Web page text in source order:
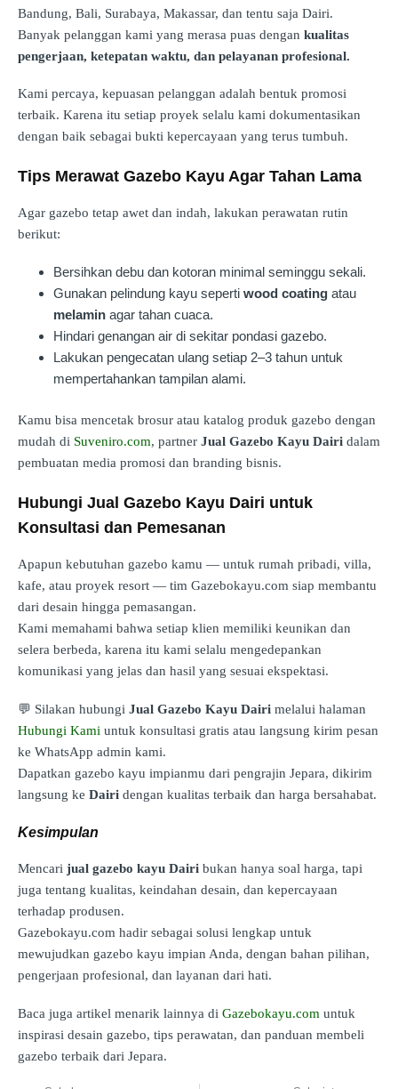
Bandung, Bali, Surabaya, Makassar, dan tentu saja Dairi.
Banyak pelanggan kami yang merasa puas dengan kualitas
pengerjaan, ketepatan waktu, dan pelayanan profesional.
Kami percaya, kepuasan pelanggan adalah bentuk promosi
terbaik. Karena itu setiap proyek selalu kami dokumentasikan
dengan baik sebagai bukti kepercayaan yang terus tumbuh.
Tips Merawat Gazebo Kayu Agar Tahan Lama
Agar gazebo tetap awet dan indah, lakukan perawatan rutin
berikut:
Bersihkan debu dan kotoran minimal seminggu sekali.
Gunakan pelindung kayu seperti wood coating atau
melamin agar tahan cuaca.
Hindari genangan air di sekitar pondasi gazebo.
Lakukan pengecatan ulang setiap 2–3 tahun untuk
mempertahankan tampilan alami.
Kamu bisa mencetak brosur atau katalog produk gazebo dengan
mudah di Suveniro.com, partner Jual Gazebo Kayu Dairi dalam
pembuatan media promosi dan branding bisnis.
Hubungi Jual Gazebo Kayu Dairi untuk
Konsultasi dan Pemesanan
Apapun kebutuhan gazebo kamu — untuk rumah pribadi, villa,
kafe, atau proyek resort — tim Gazebokayu.com siap membantu
dari desain hingga pemasangan.
Kami memahami bahwa setiap klien memiliki keunikan dan
selera berbeda, karena itu kami selalu mengedepankan
komunikasi yang jelas dan hasil yang sesuai ekspektasi.
💬 Silakan hubungi Jual Gazebo Kayu Dairi melalui halaman
Hubungi Kami untuk konsultasi gratis atau langsung kirim pesan
ke WhatsApp admin kami.
Dapatkan gazebo kayu impianmu dari pengrajin Jepara, dikirim
langsung ke Dairi dengan kualitas terbaik dan harga bersahabat.
Kesimpulan
Mencari jual gazebo kayu Dairi bukan hanya soal harga, tapi
juga tentang kualitas, keindahan desain, dan kepercayaan
terhadap produsen.
Gazebokayu.com hadir sebagai solusi lengkap untuk
mewujudkan gazebo kayu impian Anda, dengan bahan pilihan,
pengerjaan profesional, dan layanan dari hati.
Baca juga artikel menarik lainnya di Gazebokayu.com untuk
inspirasi desain gazebo, tips perawatan, dan panduan membeli
gazebo terbaik dari Jepara.